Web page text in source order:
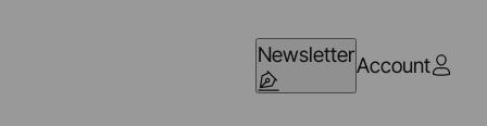
NewsletterAccount